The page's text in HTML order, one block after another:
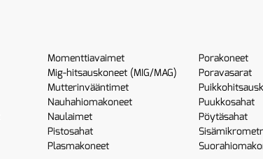
Momenttiavaimet
Mig-hitsauskoneet (MIG/MAG)
Mutterinvääntimet
Nauhahiomakoneet
Naulaimet
Pistosahat
Plasmakoneet
Porakoneet
Poravasarat
Puukkosahat
Pöytäsahat